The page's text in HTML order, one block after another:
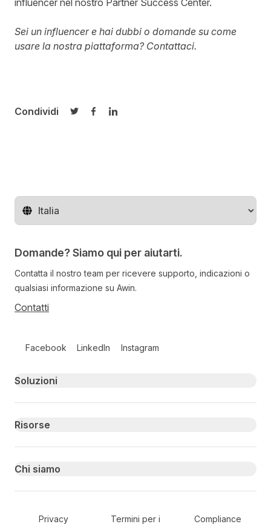
Sei un influencer e hai dubbi o domande su come
usare la nostra piattaforma? Contattaci.
Condividi
Condividi su Twitter
Condividi su Facebook
Condividi su LinkedIn
Cambia regione
Domande? Siamo qui per aiutarti.
Contatta il nostro team per ricevere supporto, indicazioni o
qualsiasi informazione su Awin.
Contatti
Facebook LinkedIn Instagram
Primary footer navigation
Soluzioni
Risorse
Chi siamo
Secondary Footer Navigation
Privacy Termini per i Compliance